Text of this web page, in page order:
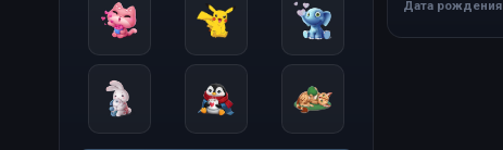
Дата рождения